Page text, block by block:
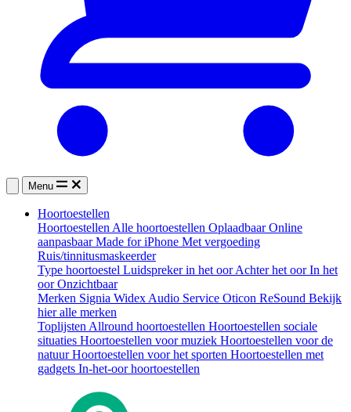
Menu
Hoortoestellen
Hoortoestellen Alle hoortoestellen OplaadbaarOnline
aanpasbaarMade for iPhone Met vergoeding
Ruis/tinnitusmaskeerder
Type hoortoestel Luidspreker in het oorAchter het oorIn het
oorOnzichtbaar
Merken Signia Widex Audio Service Oticon ReSound Bekijk
hier alle merken
Toplijsten Allround hoortoestellen Hoortoestellen sociale
situaties Hoortoestellen voor muziek Hoortoestellen voor de
natuurHoortoestellen voor het sporten Hoortoestellen met
gadgets In-het-oor hoortoestellen